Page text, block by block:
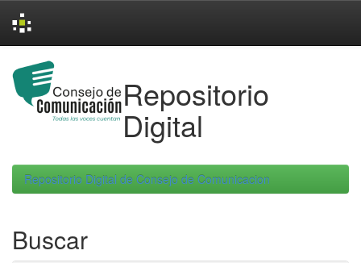
navigation
Repositorio
Digital
Repositorio Digital de Consejo de Comunicacion
Buscar